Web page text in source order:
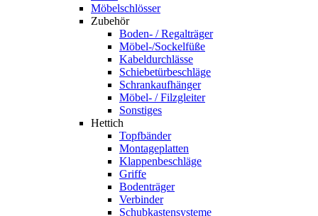
Möbelschlösser
Zubehör
Boden- / Regalträger
Möbel-/Sockelfüße
Kabeldurchlässe
Schiebetürbeschläge
Schrankaufhänger
Möbel- / Filzgleiter
Sonstiges
Hettich
Topfbänder
Montageplatten
Klappenbeschläge
Griffe
Bodenträger
Verbinder
Schubkastensysteme